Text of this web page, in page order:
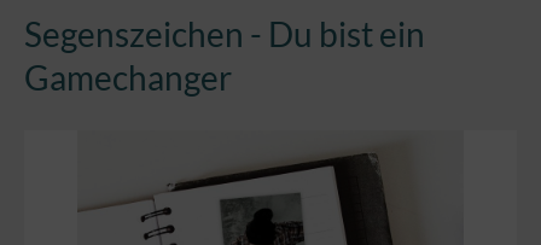
Segenszeichen - Du bist ein
Gamechanger